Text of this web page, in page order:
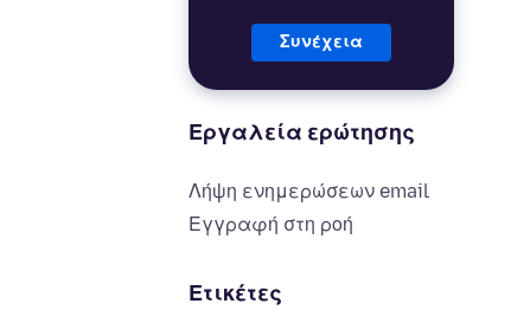
Συνέχεια
Εργαλεία ερώτησης
Λήψη ενημερώσεων email
Εγγραφή στη ροή
Ετικέτες